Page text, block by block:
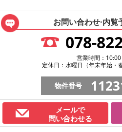
お問い合わせ·内覧
078-
営業時間：
定休日：水曜日（年末年始・
物件番号
メールで
問い合わせる